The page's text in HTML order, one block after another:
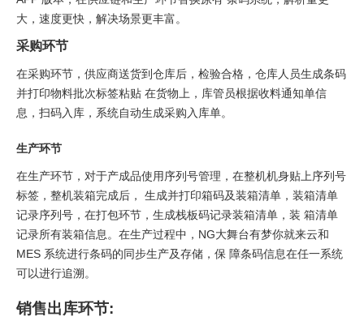
大，速度更快，解决场景更丰富。
采购环节
在采购环节，供应商送货到仓库后，检验合格，仓库人员生成条码
并打印物料批次标签粘贴 在货物上，库管员根据收料通知单信
息，扫码入库，系统自动生成采购入库单。
生产环节
在生产环节，对于产成品使用序列号管理，在整机机身贴上序列号
标签，整机装箱完成后， 生成并打印箱码及装箱清单，装箱清单
记录序列号，在打包环节，生成栈板码记录装箱清单，装 箱清单
记录所有装箱信息。在生产过程中，NG大舞台有梦你就来云和
MES 系统进行条码的同步生产及存储，保 障条码信息在任一系统
可以进行追溯。
销售出库环节: